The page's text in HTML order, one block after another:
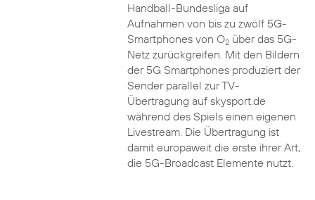
Handball-Bundesliga auf
Aufnahmen von bis zu zwölf 5G-
Smartphones von O2über das 5G-
Netz zurückgreifen. Mit den Bildern
der 5G Smartphones produziert der
Sender parallel zur TV-
Übertragung auf skysport.de
während des Spiels einen eigenen
Livestream. Die Übertragung ist
damit europaweit die erste ihrer Art,
die 5G-Broadcast Elemente nutzt.